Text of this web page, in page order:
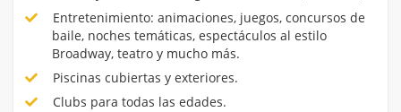
Entretenimiento: animaciones, juegos, concursos de
baile, noches temáticas, espectáculos al estilo
Broadway, teatro y mucho más.
Piscinas cubiertas y exteriores.
Clubs para todas las edades.